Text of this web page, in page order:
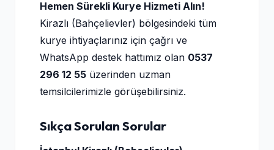
Hemen Sürekli Kurye Hizmeti Alın!
Kirazlı (Bahçelievler) bölgesindeki tüm
kurye ihtiyaçlarınız için çağrı ve
WhatsApp destek hattımız olan 0537
296 12 55 üzerinden uzman
temsilcilerimizle görüşebilirsiniz.
Sıkça Sorulan Sorular